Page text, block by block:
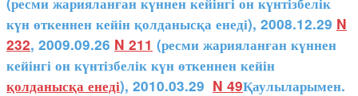
күн өткеннен кейін қолданысқа енеді), 2008.12.29 N
232, 2009.09.26 N 211 (ресми жарияланған күннен
кейінгі он күнтізбелік күн өткеннен кейін
қолданысқа енеді), 2010.03.29 N 49Қаулыларымен.